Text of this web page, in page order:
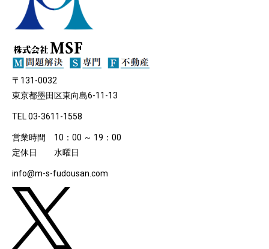
〒131-0032
東京都墨田区東向島6-11-13
TEL 03-3611-1558
営業時間 10：00 ～ 19：00
定休日 水曜日
info@m-s-fudousan.com